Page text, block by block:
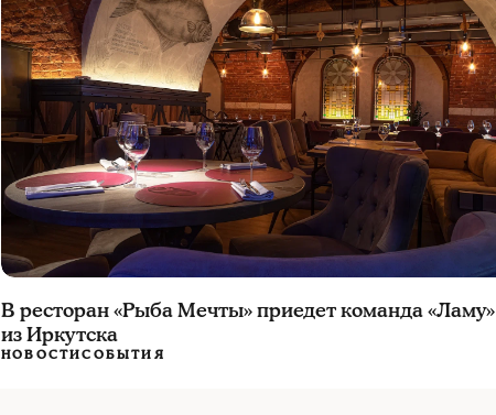
В ресторан «Рыба Мечты» приедет команда «Ламу»
из Иркутска
НОВОСТИСОБЫТИЯ